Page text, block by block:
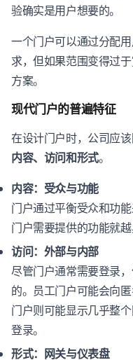
验确实是用户想要的。
一个门户可以通过分配
求，但如果范围变得过
方案。
现代门户的普遍特征
在设计门户时，公司应
内容、访问和形式。
内容：受众与功能
门户通过平衡受众和功
门户需要提供的功能就越
访问：外部与内部
尽管门户通常需要登录
的。员工门户可能会向
门户则可能显示几乎整
登录。
形式：网关与仪表盘